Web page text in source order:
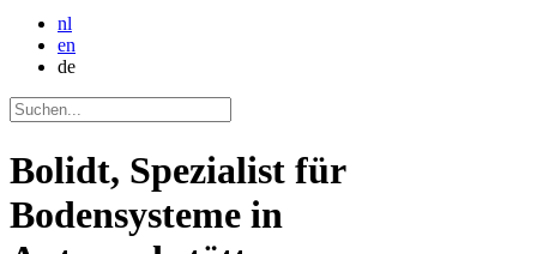
nl
en
de
Bolidt, Spezialist für
Bodensysteme in